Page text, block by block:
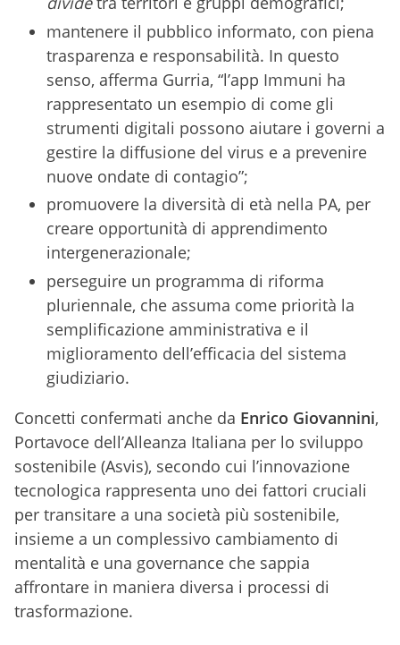
mantenere il pubblico informato, con piena
trasparenza e responsabilità. In questo
senso, afferma Gurria, “l’app Immuni ha
rappresentato un esempio di come gli
strumenti digitali possono aiutare i governi a
gestire la diffusione del virus e a prevenire
nuove ondate di contagio”;
promuovere la diversità di età nella PA, per
creare opportunità di apprendimento
intergenerazionale;
perseguire un programma di riforma
pluriennale, che assuma come priorità la
semplificazione amministrativa e il
miglioramento dell’efficacia del sistema
giudiziario.
Concetti confermati anche da Enrico Giovannini,
Portavoce dell’Alleanza Italiana per lo sviluppo
sostenibile (Asvis), secondo cui l’innovazione
tecnologica rappresenta uno dei fattori cruciali
per transitare a una società più sostenibile,
insieme a un complessivo cambiamento di
mentalità e una governance che sappia
affrontare in maniera diversa i processi di
trasformazione.